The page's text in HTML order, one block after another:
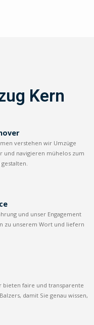
Kern
verstehen wir Umzüge
und navigieren mühelos zum
und unser Engagement
zu unserem Wort und liefern
bieten faire und transparente
damit Sie genau wissen,